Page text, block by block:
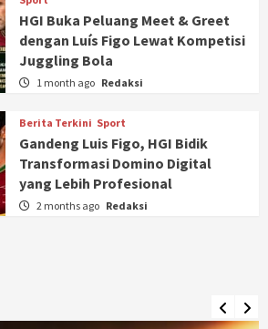
HGI Buka Peluang Meet & Greet
dengan Luís Figo Lewat Kompetisi
Juggling Bola
1 month ago Redaksi
Berita Terkini Sport
Gandeng Luis Figo, HGI Bidik
Transformasi Domino Digital
yang Lebih Profesional
2 months ago Redaksi